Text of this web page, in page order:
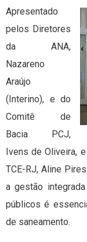
Apresentado
pelos Diretores
da ANA,
Nazareno
Araújo
(Interino), e do
Comitê de
Bacia PCJ,
Ivens de Oliveira,
TCE-RJ, Aline
a gestão
públicos é
de saneamento.